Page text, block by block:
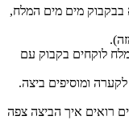
בבקבוק מים מים המלח,
לוקחים בקבוק עם
ומוסיפים ביצה.
רואים איך הביצה צפה